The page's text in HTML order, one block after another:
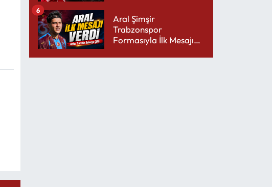
Aral Şimşir
Trabzonspor
Formasıyla İlk Mesajını
6